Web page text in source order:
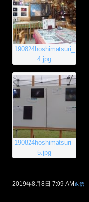
190824hoshimatsuri_
4.jpg
190824hoshimatsuri_
5.jpg
2019年8月8日 7:09 AM返信